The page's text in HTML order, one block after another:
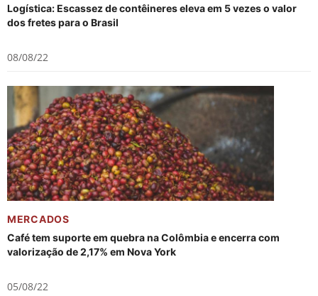
Logística: Escassez de contêineres eleva em 5 vezes o valor
dos fretes para o Brasil
08/08/22
MERCADOS
Café tem suporte em quebra na Colômbia e encerra com
valorização de 2,17% em Nova York
05/08/22